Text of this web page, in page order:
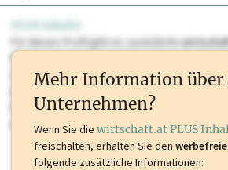
PLUS Inhalte
Für dieses Profil gibt es zusätzliche
Sie momentan nicht einsehen können.
oder loggen Sie sich ein um diese Inhalte zu
Marken, Patente, Rechtstatsachen, OTS-
mehr.
Mehr Information über
Unternehmen?
Wenn Sie die wirtschaft.at PLUS
freischalten, erhalten Sie den
folgende zusätzliche Informationen: